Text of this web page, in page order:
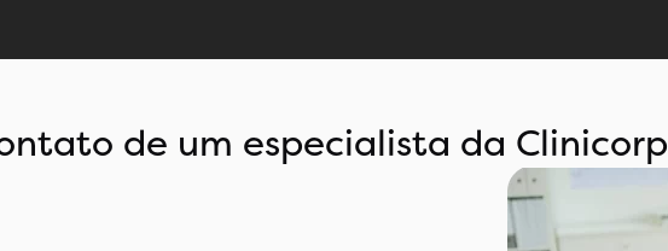
de um especialista da Clinicorp